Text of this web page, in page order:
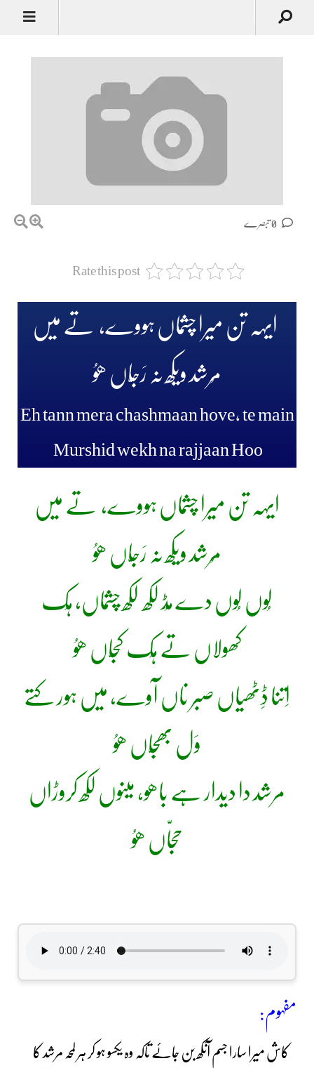
Rate this post
ایہہ تن میرا چشماں ہووے، تے میں
مُرشد ویکھ نہ رَجّاں ھوُ
Eh tann mera chashmaan hove, te main
Murshid wekh na rajjaan Hoo
ایہہ تن میرا چشماں ہووے، تے میں
مُرشد ویکھ نہ رَجّاں ھوُ
لُوں لُوں دے مُڈ لکھ لکھ چشماں، ہِک
کھولاں تے ہِک کَجّاں ھوُ
اِتنا ڈِٹھیاں صبر ناں آوے، میں ہور کِتے
وَل بھَجّاں ھوُ
مرشد دا دیدار ہے باھو، مینوں لکھ کروڑاں
حجاّں ھوُ
مفہوم:
کاش میرا سارا جسم آنکھ بن جائے تاکہ وہ یکسو ہو کر ہر لمحہ مرشد کا